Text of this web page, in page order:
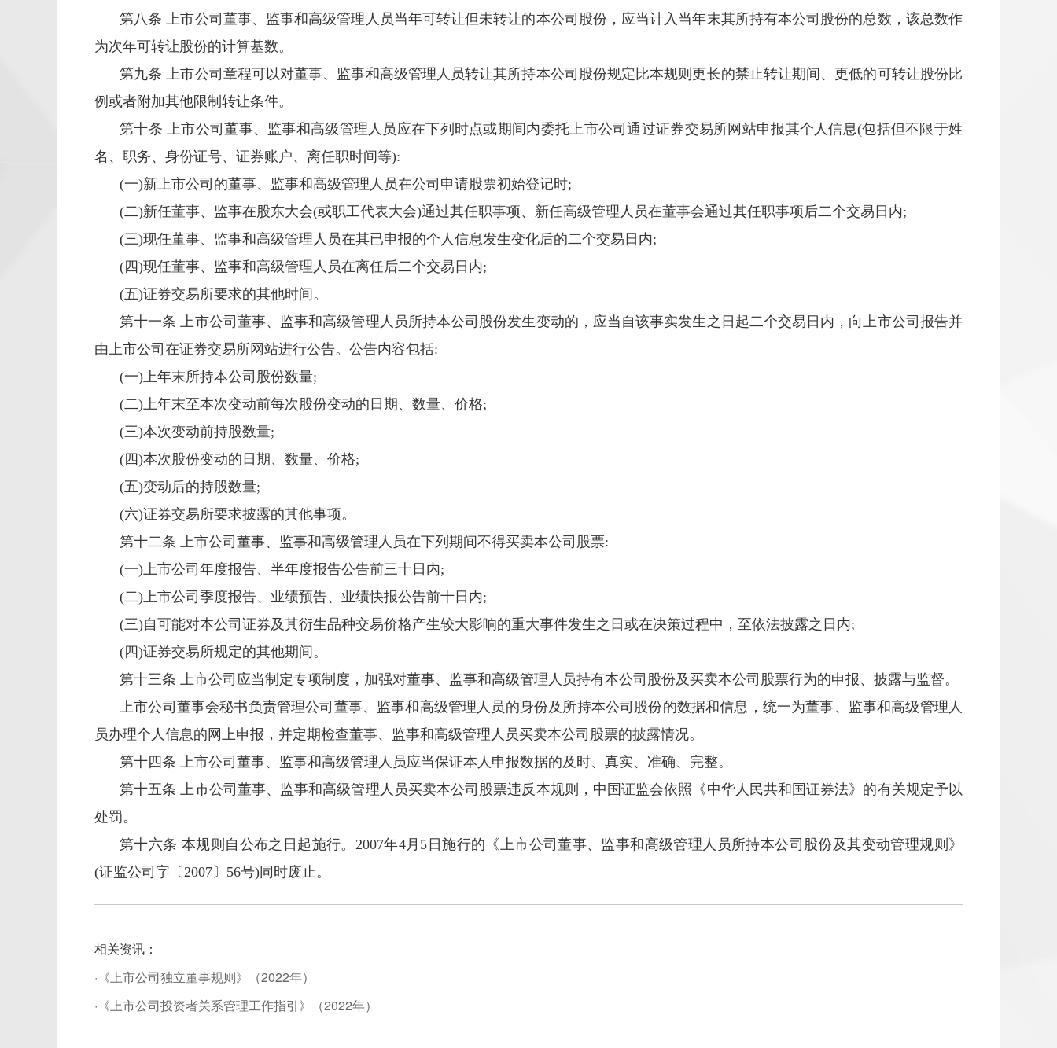
第八条 上市公司董事、监事和高级管理人员当年可转让但未转让的本公司股份，应当计入当年末其所持有本公司股份的总数，该总数作
为次年可转让股份的计算基数。
第九条 上市公司章程可以对董事、监事和高级管理人员转让其所持本公司股份规定比本规则更长的禁止转让期间、更低的可转让股份比
例或者附加其他限制转让条件。
第十条 上市公司董事、监事和高级管理人员应在下列时点或期间内委托上市公司通过证券交易所网站申报其个人信息(包括但不限于姓
名、职务、身份证号、证券账户、离任职时间等):
(一)新上市公司的董事、监事和高级管理人员在公司申请股票初始登记时;
(二)新任董事、监事在股东大会(或职工代表大会)通过其任职事项、新任高级管理人员在董事会通过其任职事项后二个交易日内;
(三)现任董事、监事和高级管理人员在其已申报的个人信息发生变化后的二个交易日内;
(四)现任董事、监事和高级管理人员在离任后二个交易日内;
(五)证券交易所要求的其他时间。
第十一条 上市公司董事、监事和高级管理人员所持本公司股份发生变动的，应当自该事实发生之日起二个交易日内，向上市公司报告并
由上市公司在证券交易所网站进行公告。公告内容包括:
(一)上年末所持本公司股份数量;
(二)上年末至本次变动前每次股份变动的日期、数量、价格;
(三)本次变动前持股数量;
(四)本次股份变动的日期、数量、价格;
(五)变动后的持股数量;
(六)证券交易所要求披露的其他事项。
第十二条 上市公司董事、监事和高级管理人员在下列期间不得买卖本公司股票:
(一)上市公司年度报告、半年度报告公告前三十日内;
(二)上市公司季度报告、业绩预告、业绩快报公告前十日内;
(三)自可能对本公司证券及其衍生品种交易价格产生较大影响的重大事件发生之日或在决策过程中，至依法披露之日内;
(四)证券交易所规定的其他期间。
第十三条 上市公司应当制定专项制度，加强对董事、监事和高级管理人员持有本公司股份及买卖本公司股票行为的申报、披露与监督。
上市公司董事会秘书负责管理公司董事、监事和高级管理人员的身份及所持本公司股份的数据和信息，统一为董事、监事和高级管理人
员办理个人信息的网上申报，并定期检查董事、监事和高级管理人员买卖本公司股票的披露情况。
第十四条 上市公司董事、监事和高级管理人员应当保证本人申报数据的及时、真实、准确、完整。
第十五条 上市公司董事、监事和高级管理人员买卖本公司股票违反本规则，中国证监会依照《中华人民共和国证券法》的有关规定予以
处罚。
第十六条 本规则自公布之日起施行。 2007年4月 5 日施行的《上市公司董事、监事和高级管理人员所持本公司股份及其变动管理规则》
(证监公司字〔 2007 〕 56号) 同时废止。
相关资讯：
·《上市公司独立董事规则》（2022年）
·《上市公司投资者关系管理工作指引》（2022年）